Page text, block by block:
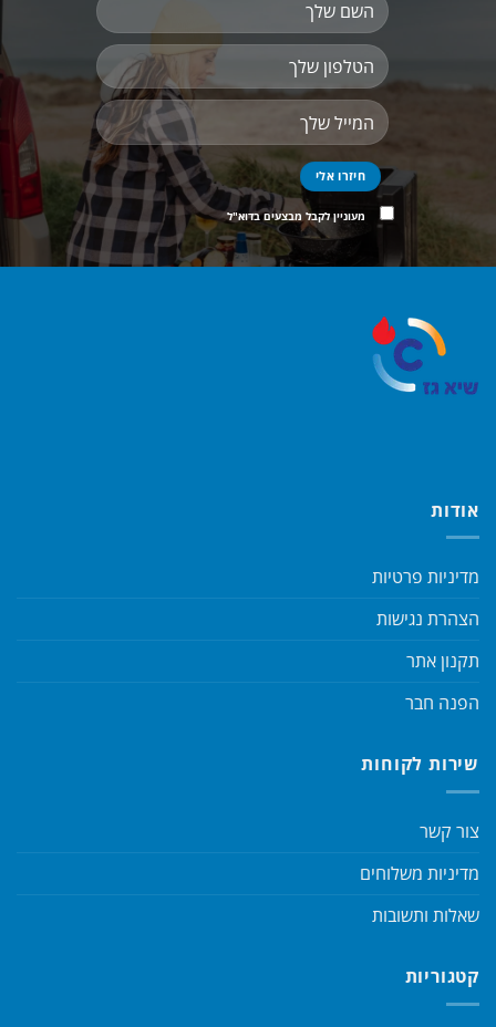
מעוניין לקבל מבצעים בדוא"ל
אודות
מדיניות פרטיות
הצהרת נגישות
תקנון אתר
הפנה חבר
שירות לקוחות
צור קשר
מדיניות משלוחים
שאלות ותשובות
קטגוריות